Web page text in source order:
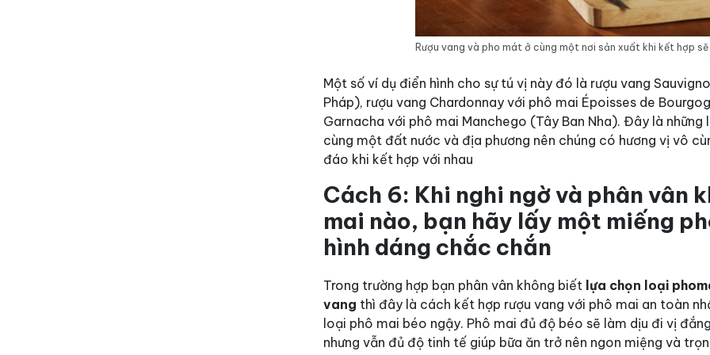
Rượu vang và pho mát ở cùng một nơi sản xuất khi kết hợp
Một số ví dụ điển hình cho sự tú vị này đó là rượu vang
Pháp), rượu vang Chardonnay với phô mai Époisses de
Garnacha với phô mai Manchego (Tây Ban Nha). Đây là
cùng một đất nước và địa phương nên chúng có hương vị vô
đáo khi kết hợp với nhau
Cách 6: Khi nghi ngờ và phân vân
mai nào, bạn hãy lấy một miếng
hình dáng chắc chắn
Trong trường hợp bạn phân vân không biết lựa chọn loại
vang thì đây là cách kết hợp rượu vang với phô mai an toàn
loại phô mai béo ngậy. Phô mai đủ độ béo sẽ làm dịu đi vị
nhưng vẫn đủ độ tinh tế giúp bữa ăn trở nên ngon miệng và